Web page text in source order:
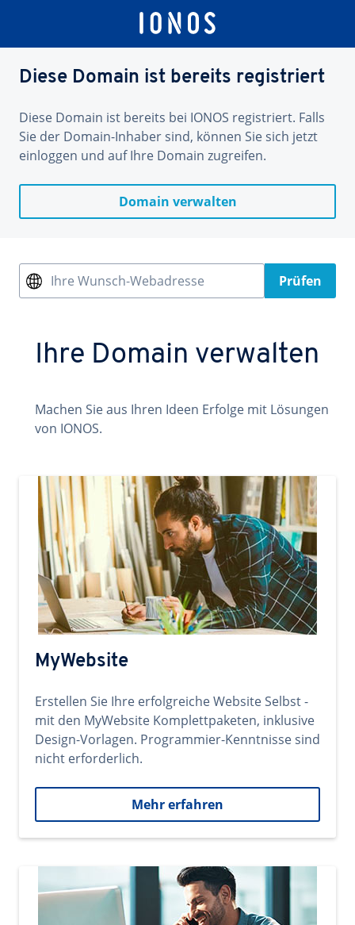
Diese Domain ist bereits registriert
Diese Domain ist bereits bei IONOS registriert. Falls
Sie der Domain-Inhaber sind, können Sie sich jetzt
einloggen und auf Ihre Domain zugreifen.
Domain verwalten
Ihre Wunsch-Webadresse Prüfen
Ihre Domain verwalten
Machen Sie aus Ihren Ideen Erfolge mit Lösungen
von IONOS.
MyWebsite
Erstellen Sie Ihre erfolgreiche Website Selbst -
mit den MyWebsite Komplettpaketen, inklusive
Design-Vorlagen. Programmier-Kenntnisse sind
nicht erforderlich.
Mehr erfahren